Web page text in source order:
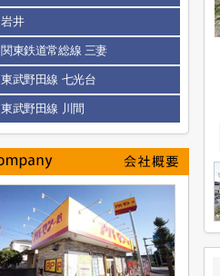
岩井
関東鉄道常総線 三妻
東武野田線 七光台
東武野田線 川間